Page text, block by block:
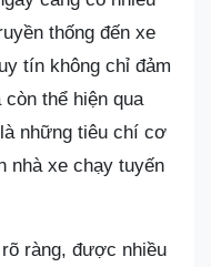
thống đến xe
tín không chỉ đảm
thể hiện qua
những tiêu chí cơ
nhà xe chạy tuyến
ràng, được nhiều